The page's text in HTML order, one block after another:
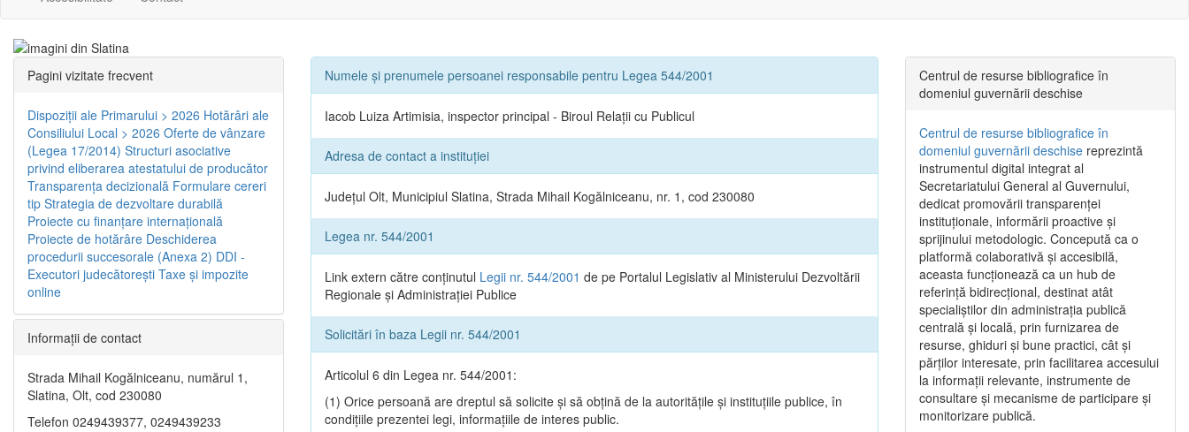
Numele și prenumele persoanei responsabile pentru Legea 544/2001
Iacob Luiza Artimisia, inspector principal - Biroul Relații cu Publicul
Adresa de contact a instituției
Județul Olt, Municipiul Slatina, Strada Mihail Kogălniceanu, nr. 1, cod 230080
Legea nr. 544/2001
Link extern către conținutul Legii nr. 544/2001 de pe Portalul Legislativ al Ministerului Dezvoltării
Regionale și Administrației Publice
Solicitări în baza Legii nr. 544/2001
Articolul 6 din Legea nr. 544/2001:
(1) Orice persoană are dreptul să solicite şi să obţină de la autorităţile şi instituţiile publice, în
condiţiile prezentei legi, informaţiile de interes public.
Pagini vizitate frecvent
Dispoziţii ale Primarului > 2026 Hotărâri ale
Consiliului Local > 2026 Oferte de vânzare
(Legea 17/2014) Structuri asociative
privind eliberarea atestatului de producător
Transparenţa decizională Formulare cereri
tip Strategia de dezvoltare durabilă
Proiecte cu finanţare internaţională
Proiecte de hotărâre Deschiderea
procedurii succesorale (Anexa 2) DDI -
Executori judecătorești Taxe şi impozite
online
Informaţii de contact
Strada Mihail Kogălniceanu, numărul 1,
Slatina, Olt, cod 230080
Telefon 0249439377, 0249439233
Centrul de resurse bibliografice în
domeniul guvernării deschise
Centrul de resurse bibliografice în
domeniul guvernării deschise reprezintă
instrumentul digital integrat al
Secretariatului General al Guvernului,
dedicat promovării transparenței
instituționale, informării proactive și
sprijinului metodologic. Concepută ca o
platformă colaborativă și accesibilă,
aceasta funcționează ca un hub de
referință bidirecțional, destinat atât
specialiștilor din administrația publică
centrală și locală, prin furnizarea de
resurse, ghiduri și bune practici, cât și
părților interesate, prin facilitarea accesului
la informații relevante, instrumente de
consultare și mecanisme de participare și
monitorizare publică.